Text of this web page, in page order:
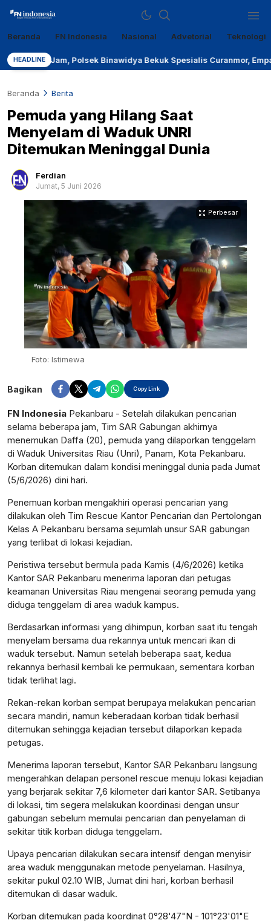
fn-indonesia.com
Sumber Referensi Terpercaya
Beranda FN Indonesia Nasional Advetorial Teknologi
HEADLINE
Polsek Binawidya Bekuk Spesialis Curanmor, Empat Motor
Beranda Berita
Pemuda yang Hilang Saat
Menyelam di Waduk UNRI
Ditemukan Meninggal Dunia
Ferdian
Jumat, 5 Juni 2026
Perbesar
Foto: Istimewa
Bagikan Copy Link
FN Indonesia Pekanbaru - Setelah dilakukan pencarian
selama beberapa jam, Tim SAR Gabungan akhirnya
menemukan Daffa (20), pemuda yang dilaporkan tenggelam
di Waduk Universitas Riau (Unri), Panam, Kota Pekanbaru.
Korban ditemukan dalam kondisi meninggal dunia pada Jumat
(5/6/2026) dini hari.
Penemuan korban mengakhiri operasi pencarian yang
dilakukan oleh Tim Rescue Kantor Pencarian dan Pertolongan
Kelas A Pekanbaru bersama sejumlah unsur SAR gabungan
yang terlibat di lokasi kejadian.
Peristiwa tersebut bermula pada Kamis (4/6/2026) ketika
Kantor SAR Pekanbaru menerima laporan dari petugas
keamanan Universitas Riau mengenai seorang pemuda yang
diduga tenggelam di area waduk kampus.
Berdasarkan informasi yang dihimpun, korban saat itu tengah
menyelam bersama dua rekannya untuk mencari ikan di
waduk tersebut. Namun setelah beberapa saat, kedua
rekannya berhasil kembali ke permukaan, sementara korban
tidak terlihat lagi.
Rekan-rekan korban sempat berupaya melakukan pencarian
secara mandiri, namun keberadaan korban tidak berhasil
ditemukan sehingga kejadian tersebut dilaporkan kepada
petugas.
Menerima laporan tersebut, Kantor SAR Pekanbaru langsung
mengerahkan delapan personel rescue menuju lokasi kejadian
yang berjarak sekitar 7,6 kilometer dari kantor SAR. Setibanya
di lokasi, tim segera melakukan koordinasi dengan unsur
gabungan sebelum memulai pencarian dan penyelaman di
sekitar titik korban diduga tenggelam.
Upaya pencarian dilakukan secara intensif dengan menyisir
area waduk menggunakan metode penyelaman. Hasilnya,
sekitar pukul 02.10 WIB, Jumat dini hari, korban berhasil
ditemukan di dasar waduk.
Korban ditemukan pada koordinat 0°28'47"N - 101°23'01"E